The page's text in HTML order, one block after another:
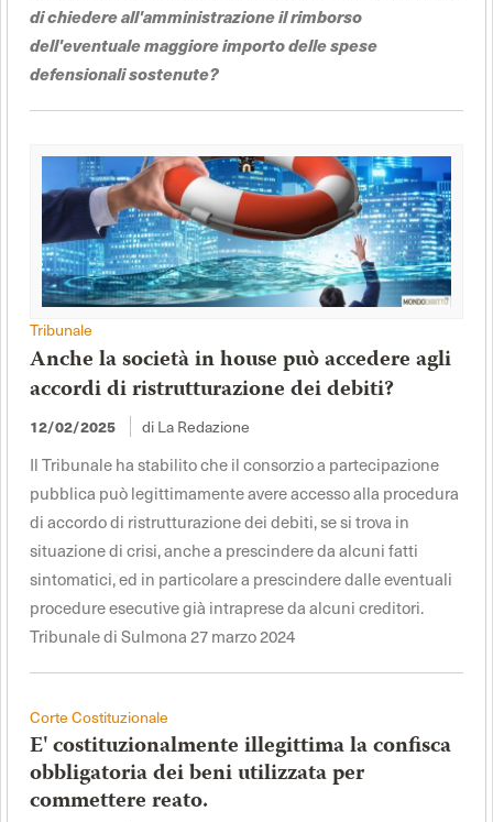
di chiedere all'amministrazione il rimborso
dell'eventuale maggiore importo delle spese
defensionali sostenute?
Tribunale
Anche la società in house può accedere agli
accordi di ristrutturazione dei debiti?
12/02/2025 di La Redazione
Il Tribunale ha stabilito che il consorzio a partecipazione
pubblica può legittimamente avere accesso alla procedura
di accordo di ristrutturazione dei debiti, se si trova in
situazione di crisi, anche a prescindere da alcuni fatti
sintomatici, ed in particolare a prescindere dalle eventuali
procedure esecutive già intraprese da alcuni creditori.
Tribunale di Sulmona 27 marzo 2024
Corte Costituzionale
E' costituzionalmente illegittima la confisca
obbligatoria dei beni utilizzata per
commettere reato.